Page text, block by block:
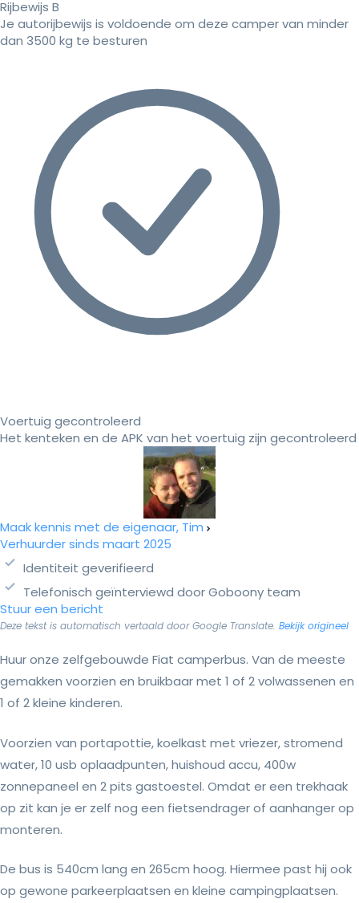
Rijbewijs B
Je autorijbewijs is voldoende om deze camper van minder
dan 3500 kg te besturen
Voertuig gecontroleerd
Het kenteken en de APK van het voertuig zijn gecontroleerd
Maak kennis met de eigenaar, Tim
Verhuurder sinds maart 2025
Identiteit geverifieerd
Telefonisch geïnterviewd door Goboony team
Stuur een bericht
Deze tekst is automatisch vertaald door Google Translate. Bekijk origineel
Huur onze zelfgebouwde Fiat camperbus. Van de meeste
gemakken voorzien en bruikbaar met 1 of 2 volwassenen en
1 of 2 kleine kinderen.
Voorzien van portapottie, koelkast met vriezer, stromend
water, 10 usb oplaadpunten, huishoud accu, 400w
zonnepaneel en 2 pits gastoestel. Omdat er een trekhaak
op zit kan je er zelf nog een fietsendrager of aanhanger op
monteren.
De bus is 540cm lang en 265cm hoog. Hiermee past hij ook
op gewone parkeerplaatsen en kleine campingplaatsen.